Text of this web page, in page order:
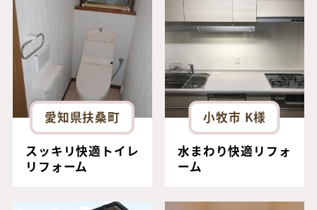
愛知県扶桑町
スッキリ快適トイレ
リフォーム
小牧市 K様
水まわり快適リフォ
ーム